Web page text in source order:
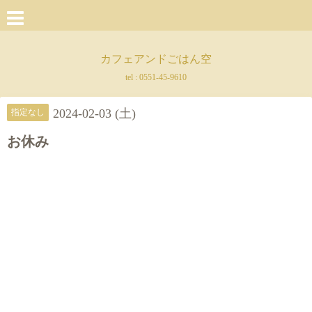
カフェアンドごはん空
tel : 0551-45-9610
指定なし 2024-02-03 (土)
お休み